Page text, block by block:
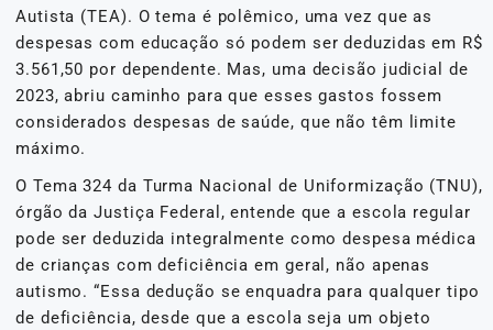
Autista (TEA). O tema é polêmico, uma vez que as
despesas com educação só podem ser deduzidas em R$
3.561,50 por dependente. Mas, uma decisão judicial de
2023, abriu caminho para que esses gastos fossem
considerados despesas de saúde, que não têm limite
máximo.
O Tema 324 da Turma Nacional de Uniformização (TNU),
órgão da Justiça Federal, entende que a escola regular
pode ser deduzida integralmente como despesa médica
de crianças com deficiência em geral, não apenas
autismo. “Essa dedução se enquadra para qualquer tipo
de deficiência, desde que a escola seja um objeto